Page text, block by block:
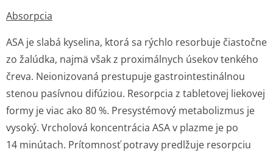
Absorpcia
ASA je slabá kyselina, ktorá sa rýchlo resorbuje čiastočne
zo žalúdka, najmä však z proximálnych úsekov tenkého
čreva. Neionizovaná prestupuje gastrointestinálnou
stenou pasívnou difúziou. Resorpcia z tabletovej liekovej
formy je viac ako 80 %. Presystémový metabolizmus je
vysoký. Vrcholová koncentrácia ASA v plazme je po
14 minútach. Prítomnosť potravy predlžuje resorpciu